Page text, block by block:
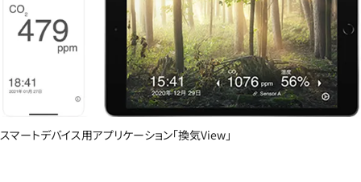
スマートデバイス用アプリケーション「換気View」